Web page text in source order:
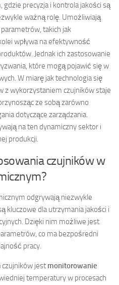
precyzja i kontrola jakości są
ważną rolę. Umożliwiają
takich jak
wpływa na efektywność
Jednak ich zastosowanie
które mogą pojawić się w
W miarę jak technologia się
z wykorzystaniem czujników staje
ze sobą zarówno
dotyczące zarządzania.
na ten dynamiczny sektor i
produkcji.
czujników w
odgrywają niezwykle
kluczowe dla utrzymania jakości i
Dzięki nim możliwe jest
co ma bezpośredni
pracy.
czujników jest monitorowanie
temperatury w procesach